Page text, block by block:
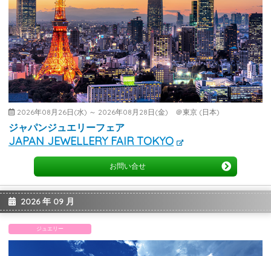
2026年08月26日(水) ～ 2026年08月28日(金) ＠東京 (日本)
ジャパンジュエリーフェア
JAPAN JEWELLERY FAIR TOKYO
お問い合せ
2026 年 09 月
ジュエリー